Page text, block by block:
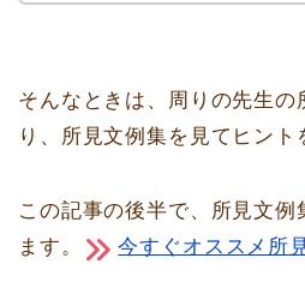
そんなときは、周りの先生の
り、所見文例集を見てヒント
この記事の後半で、所見文例
ます。
今すぐオススメ所